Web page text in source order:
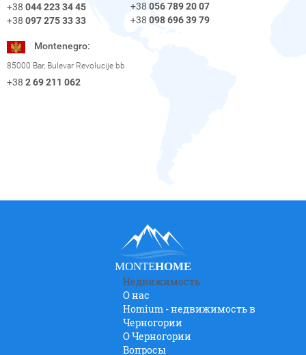
+38 044 223 34 45
+38 097 275 33 33
+38 056 789 20 07
+38 098 696 39 79
Montenegro:
85000 Bar, Bulevar Revolucije bb
+38 2 69 211 062
MONTEHOME
Недвижимость
О нас
Homium - недвижимость в
Черногории
O Черногории
Вопросы